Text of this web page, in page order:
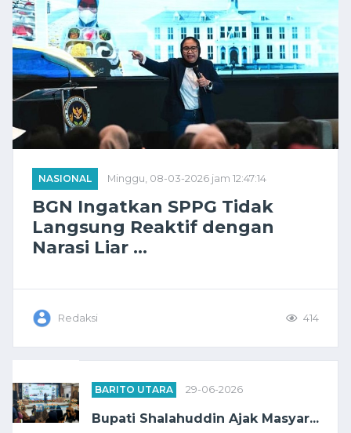
NASIONAL Minggu, 08-03-2026 jam 12:47:14
BGN Ingatkan SPPG Tidak
Langsung Reaktif dengan
Narasi Liar ...
Redaksi 414
BARITO UTARA 29-06-2026
Bupati Shalahuddin Ajak Masyar...